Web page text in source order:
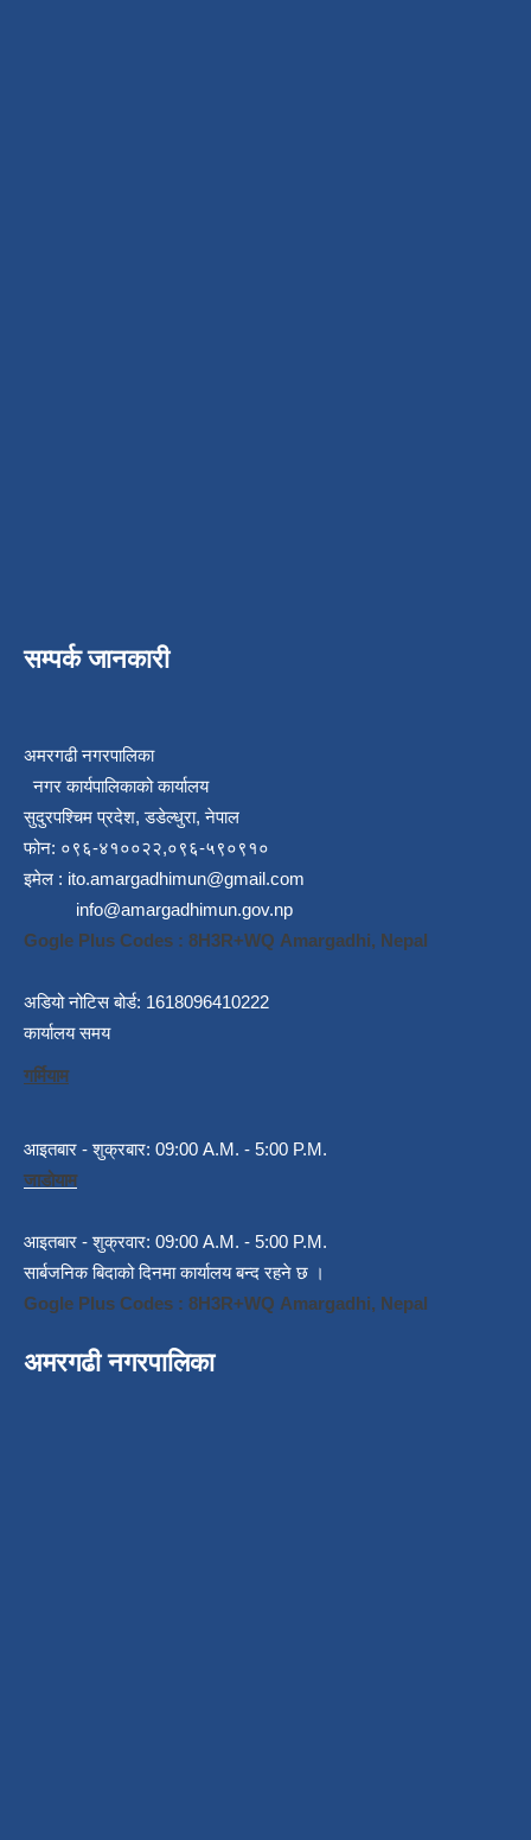
सम्पर्क जानकारी
अमरगढी नगरपालिका
नगर कार्यपालिकाको कार्यालय
सुदुरपश्चिम प्रदेश, डडेल्धुरा, नेपाल
फोन: ०९६-४१००२२,०९६-५९०९१०
इमेल : ito.amargadhimun@gmail.com
info@amargadhimun.gov.np
Gogle Plus Codes : 8H3R+WQ Amargadhi, Nepal
अडियो नोटिस बोर्ड: 1618096410222
कार्यालय समय
गर्मियाम
आइतबार - शुक्रबार: 09:00 A.M. - 5:00 P.M.
जाडोयाम
आइतबार - शुक्रवार: 09:00 A.M. - 5:00 P.M.
सार्बजनिक बिदाको दिनमा कार्यालय बन्द रहने छ ।
Gogle Plus Codes : 8H3R+WQ Amargadhi, Nepal
अमरगढी नगरपालिका